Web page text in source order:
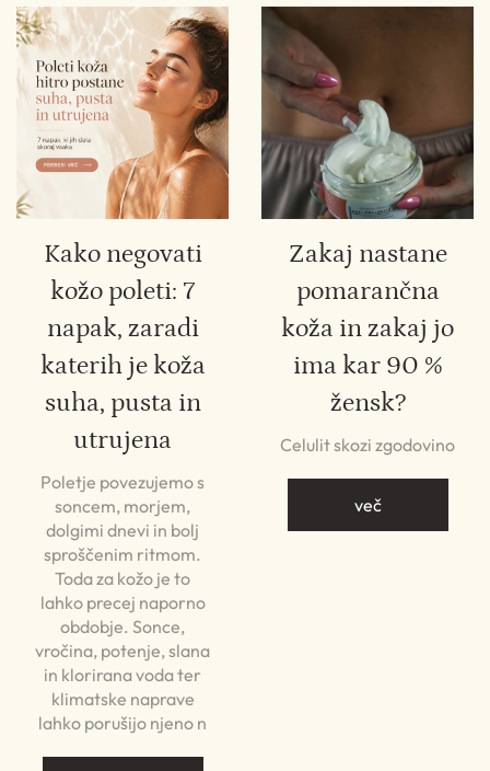
Kako negovati
kožo poleti: 7
napak, zaradi
katerih je koža
suha, pusta in
utrujena
Poletje povezujemo s
soncem, morjem,
dolgimi dnevi in bolj
sproščenim ritmom.
Toda za kožo je to
lahko precej naporno
obdobje. Sonce,
vročina, potenje, slana
in klorirana voda ter
klimatske naprave
lahko porušijo njeno n
Zakaj nastane
pomarančna
koža in zakaj jo
ima kar 90 %
žensk?
Celulit skozi zgodovino
več